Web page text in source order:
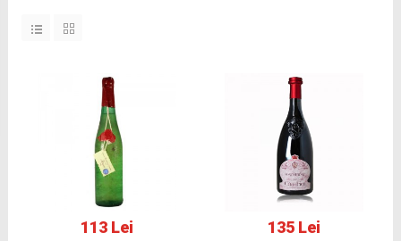
113 Lei 135 Lei